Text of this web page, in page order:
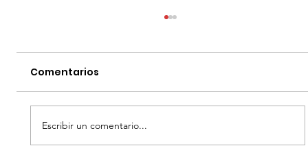
Comentarios
Escribir un comentario...